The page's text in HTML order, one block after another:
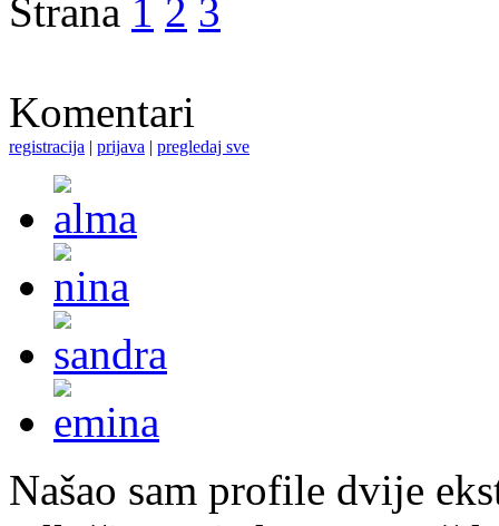
Strana 1 2 3
Komentari
registracija | prijava | pregledaj sve
Našao sam profile dvije